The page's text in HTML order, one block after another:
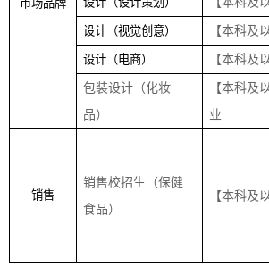
市场品牌
设计（视觉创意） 【本科及
设计（电商）
【本科及
包装设计（化妆
品）
【本科及
业
销售
销售校招生（保健
食品）
【本科及